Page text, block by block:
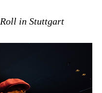
in Stuttgart